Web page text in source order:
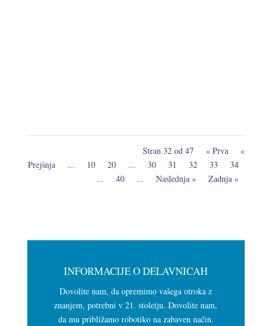
Stran 32 od 47 « Prva
«
Prejšnja
... 10 20 ... 30 31 32 33
34
...
40 ... Naslednja » Zadnja »
INFORMACIJE O DELAVNICAH
Dovolite nam, da opremimo vašega otroka z
znanjem, potrebni v 21. stoletju. Dovolite nam,
da mu približamo robotiko na zabaven način.